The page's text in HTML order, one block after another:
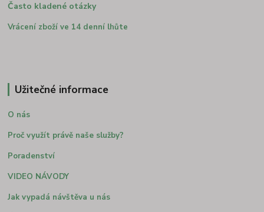
Často kladené otázky
Vrácení zboží ve 14 denní lhůte
Užitečné informace
O nás
Proč využít právě naše služby?
Poradenství
VIDEO NÁVODY
Jak vypadá návštěva u nás